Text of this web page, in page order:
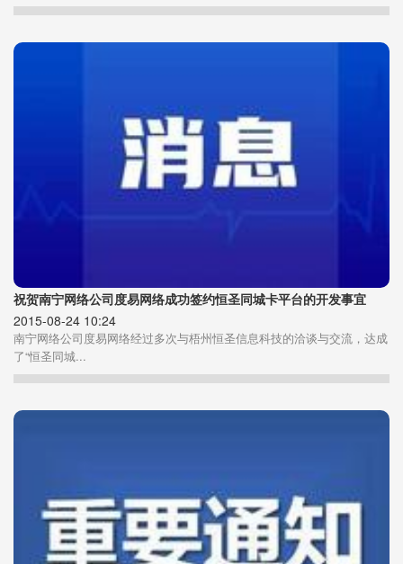
祝贺南宁网络公司度易网络成功签约恒圣同城卡平台的开发事宜
2015-08-24 10:24
南宁网络公司度易网络经过多次与梧州恒圣信息科技的洽谈与交流，达成
了“恒圣同城...